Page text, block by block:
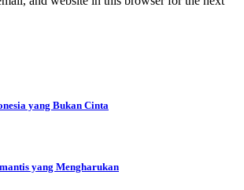
yang Bukan Cinta
yang Mengharukan